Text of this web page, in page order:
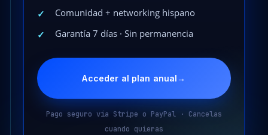
✓
Comunidad + networking hispano
✓
Garantía 7 días · Sin permanencia
Acceder al plan anual→
Pago seguro vía Stripe o PayPal · Cancelas
cuando quieras